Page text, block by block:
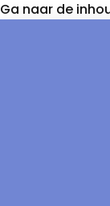
Ga naar de